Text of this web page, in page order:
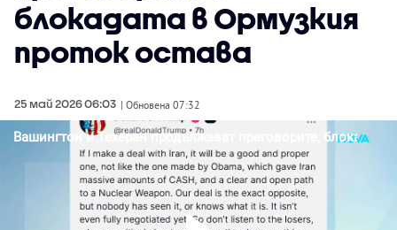
блокадата в Ормузкия
проток остава
25 май 2026 06:03 | Обновена 07:32